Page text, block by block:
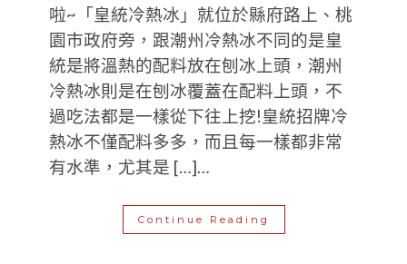
啦~「皇統冷熱冰」就位於縣府路上、桃
園市政府旁，跟潮州冷熱冰不同的是皇
統是將溫熱的配料放在刨冰上頭，潮州
冷熱冰則是在刨冰覆蓋在配料上頭，不
過吃法都是一樣從下往上挖!皇統招牌冷
熱冰不僅配料多多，而且每一樣都非常
有水準，尤其是 […]…
Continue Reading